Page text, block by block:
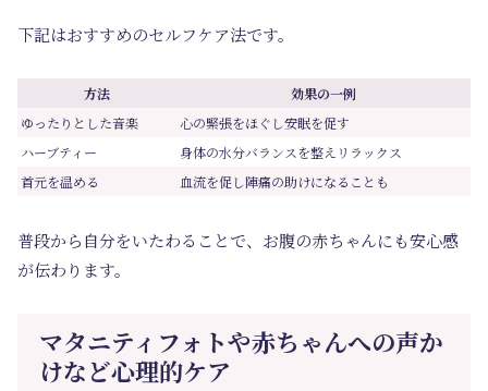
下記はおすすめのセルフケア法です。
方法
効果の一例
ゆったりとした音楽
心の緊張をほぐし安眠を促す
ハーブティー
身体の水分バランスを整えリラックス
首元を温める
血流を促し陣痛の助けになることも
普段から自分をいたわることで、お腹の赤ちゃんにも安心感
が伝わります。
マタニティフォトや赤ちゃんへの声か
けなど心理的ケア